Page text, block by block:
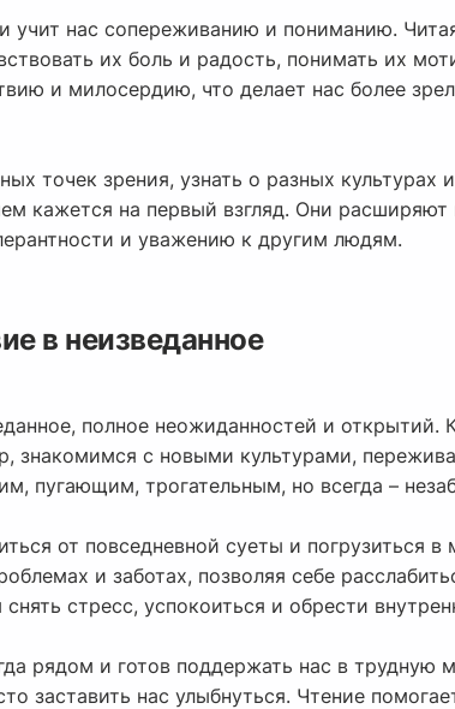
учит нас сопереживанию и пониманию.
их боль и радость, понимать их
и милосердию, что делает нас более
точек зрения, узнать о разных культурах
кажется на первый взгляд. Они расширяют
и уважению к другим людям.
в неизведанное
полное неожиданностей и открытий.
знакомимся с новыми культурами,
пугающим, трогательным, но всегда –
от повседневной суеты и погрузиться в
и заботах, позволяя себе
стресс, успокоиться и обрести
рядом и готов поддержать нас в трудную
заставить нас улыбнуться. Чтение